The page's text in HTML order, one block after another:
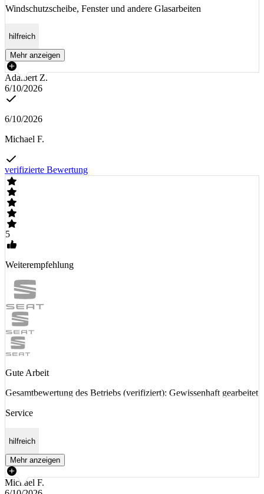
Windschutzscheibe, Fenster und andere Glasarbeiten
hilfreich
Mehr anzeigen
Adalbert Z.
6/10/2026
6/10/2026
Michael F.
verifizierte Bewertung
5
Weiterempfehlung
Gute Arbeit
Gesamtbewertung des Betriebs (verifiziert): Gewissenhaft gearbeitet
Service
hilfreich
Mehr anzeigen
Michael F.